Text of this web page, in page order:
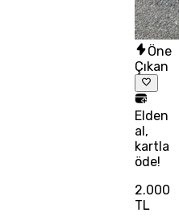
Öne
Çıkan
Elden
al,
kartla
öde!
2.000
TL